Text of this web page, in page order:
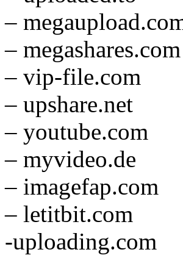
–
– megashares.com
– vip-file.com
– upshare.net
– youtube.com
– myvideo.de
– imagefap.com
– letitbit.com
-uploading.com